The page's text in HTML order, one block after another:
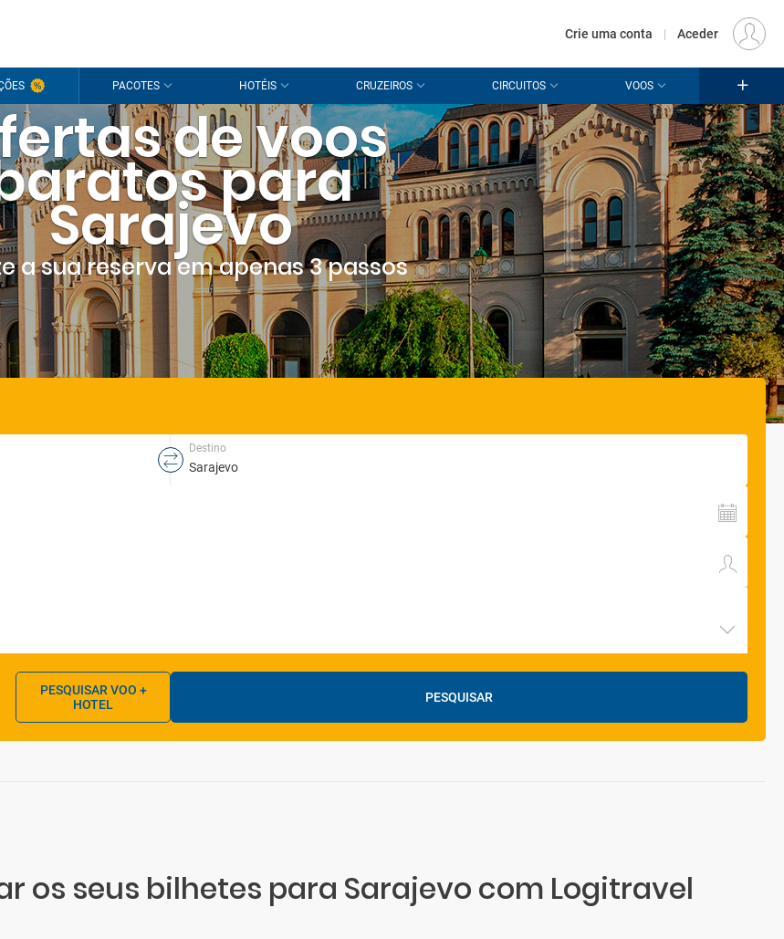
EUR
Crie uma conta | Aceder
PACOTES HOTÉIS CRUZEIROS CIRCUITOS VOOS
de voos
para
Sarajevo
a sua reserva em apenas 3 passos
Destino
PESQUISAR
PESQUISAR VOO +
HOTEL
os seus bilhetes para Sarajevo com Logitravel